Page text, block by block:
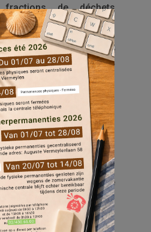
fractions de déchets
fera une nouvelle
lundi 30 mars pour
des conséquences
crise du Covid-19 sur ses
verts et orange
de jardin (sac verts)
orange) est assurée
à domicile